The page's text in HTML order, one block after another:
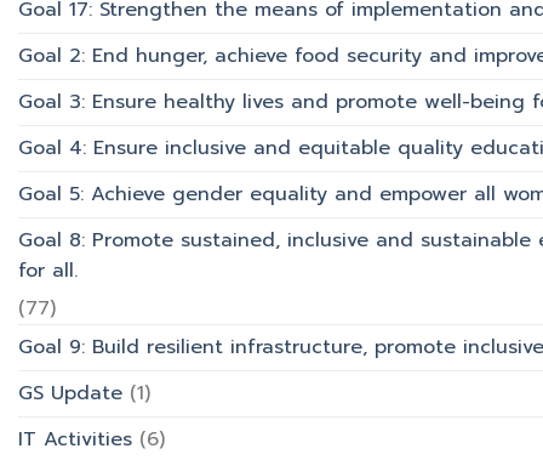
Goal 17: Strengthen the means of implementation
Goal 2: End hunger, achieve food security and
Goal 3: Ensure healthy lives and promote well-being
Goal 4: Ensure inclusive and equitable quality
Goal 5: Achieve gender equality and empower all
Goal 8: Promote sustained, inclusive and
for all.
(77)
Goal 9: Build resilient infrastructure, promote
GS Update (1)
IT Activities (6)